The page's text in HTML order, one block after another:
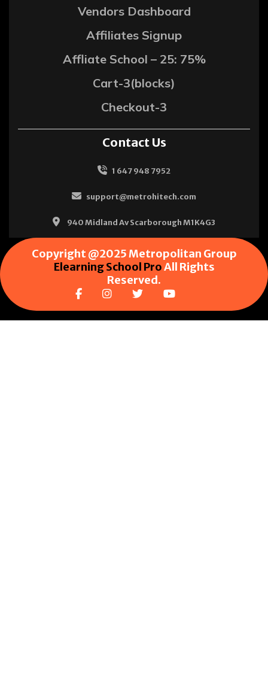
Vendors Dashboard
Affiliates Signup
Affliate School – 25: 75%
Cart-3(blocks)
Checkout-3
Contact Us
1 647 948 7952
support@metrohitech.com
940 Midland Av Scarborough M1K4G3
Copyright @2025 Metropolitan Group
Elearning School ProAll Rights
Reserved.